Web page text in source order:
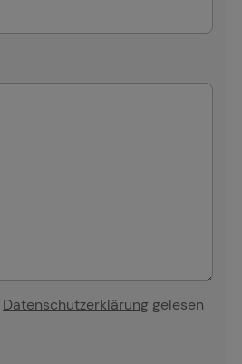
Datenschutzerklärung gelesen